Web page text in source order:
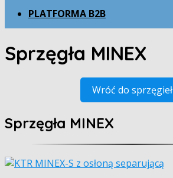
PLATFORMA B2B
Sprzęgła MINEX
Wróć do sprzęgieł
Sprzęgła MINEX